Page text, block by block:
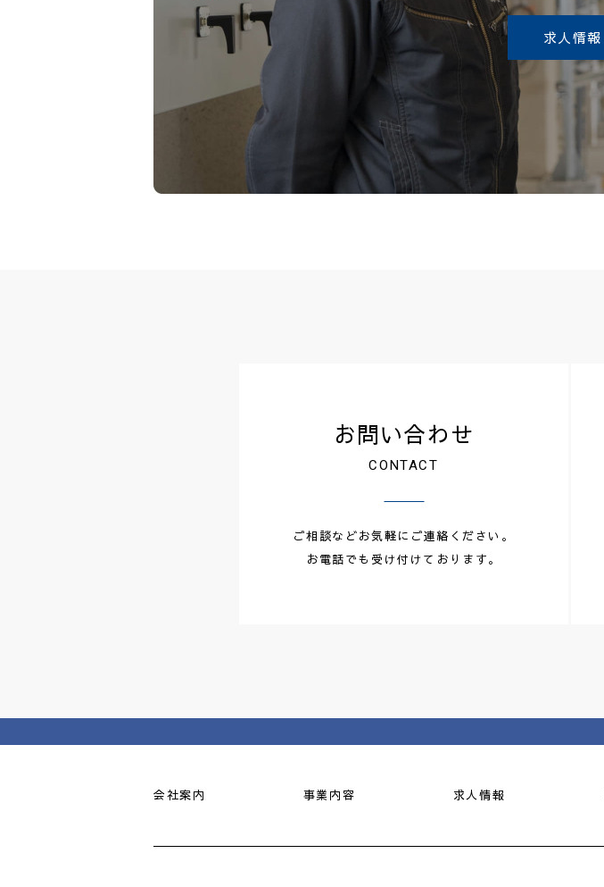
求人情報
お問い合わせ
CONTACT
ご相談などお気軽にご連絡ください。
お電話でも受け付けております。
会社案内 事業内容 求人情報